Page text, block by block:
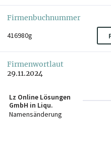
Firmenbuchnummer
416980g
Firmenwortlaut
29.11.2024
Lz Online Lösungen
GmbH in Liqu.
Namensänderung